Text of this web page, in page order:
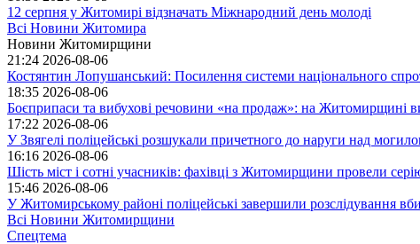
12 серпня у Житомирі відзначать Міжнародний день молоді
Всі Новини Житомира
Новини Житомирщини
21:24 2026-08-06
Костянтин Лопушанський: Посилення системи національного
18:35 2026-08-06
Боєприпаси та вибухові речовини «на продаж»: на Житомирщині
17:22 2026-08-06
У Звягелі поліцейські розшукали причетного до наруги над
16:16 2026-08-06
Шість міст і сотні учасників: фахівці з Житомирщини провели серію
15:46 2026-08-06
У Житомирському районі поліцейські завершили розслідування
Всі Новини Житомирщини
Спецтема